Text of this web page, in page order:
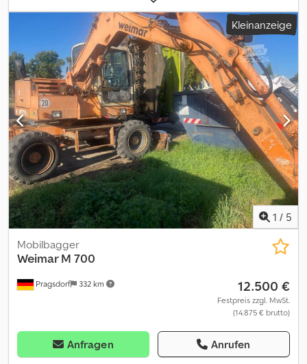
Allradlenkung (3 Lenkungsarten ) Allrad mit Diff sperren Hyd 4
fach abstützung einzel schaltbar Drehbar Hang Pendelausgleich
hyd verstellbar Bereifung Zwillingsbereifung ca 80 % Stollenprofil
hydrostatischer Fahrantrieb mit 2 geschwindigkeiten. Deutz 4 Zyl
Turbodieselmotor mit Ladeluftkühlung Teleskopausleger hyd
ausfahrbar auf ca 6,8 m Reichweite Klimaanlage.Radio CD
Arbeitsscheinwerfer Neuwertiger Greifer mit Drehmotor Gewicht
ca 4500 kg Bagger wurde immer Regelmäßig Gewartet keine
Undichtigkeiten ist sofort Einsatzbereit Codpjy Iq Afofx Ab Rorf 1
Hand Kommune. Werksauslieferung 11 /2014 Erstinbetriebnahme
Jan 2015 Strassenzulassung ABE und Papiere vorhanden
Bordbuch vorhanden. Neupreis 125000 euro ----Tel.: E-Mail: josef.
Standort: 97778 Fellen/Rengersbrunn
Kleinanzeige
1 / 5
Pragsdorf 332 km
Mobilbagger
Weimar M 700
12.500 €
Festpreis zzgl. MwSt.
(14.875 € brutto)
Anfragen Anrufen